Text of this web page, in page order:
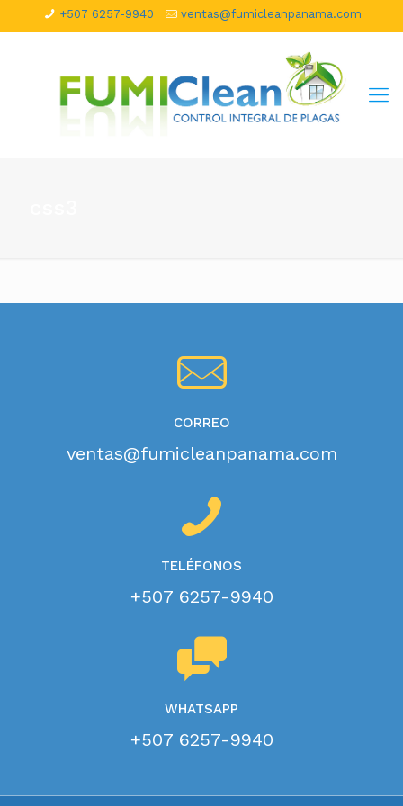
+507 6257-9940 ventas@fumicleanpanama.com
CORREO
ventas@fumicleanpanama.com
TELÉFONOS
+507 6257-9940
WHATSAPP
+507 6257-9940